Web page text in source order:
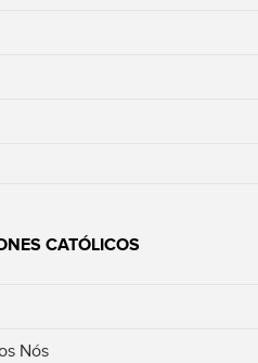
CATÓLICOS
Nós